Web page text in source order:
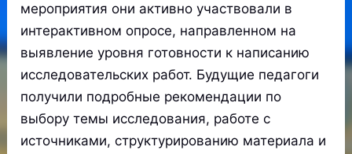
мероприятия они активно участвовали в
интерактивном опросе, направленном на
выявление уровня готовности к написанию
исследовательских работ. Будущие педагоги
получили подробные рекомендации по
выбору темы исследования, работе с
источниками, структурированию материала и